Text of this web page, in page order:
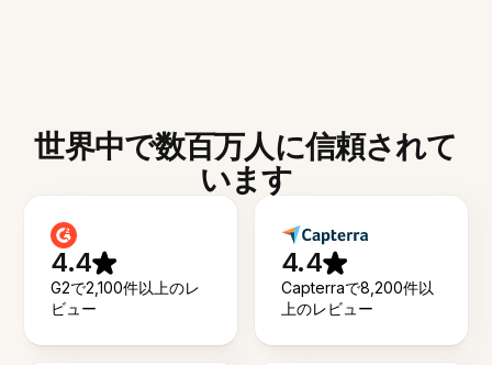
世界中で数百万人に信頼されて
います
4.4
G2で2,100件以上のレ
ビュー
4.4
Capterraで8,200件以
上のレビュー